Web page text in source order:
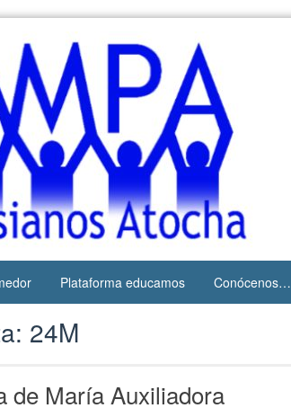
Plataforma educamos Conócenos…
24M
de María Auxiliadora